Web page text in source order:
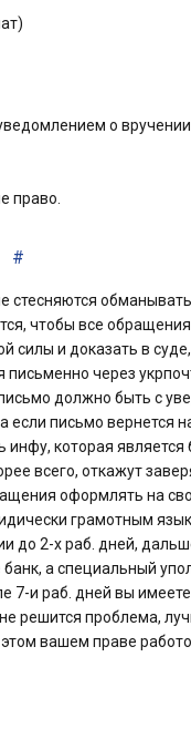
о
право.
#
стесняются
чтобы все
силы и доказать в
через
должно быть с
письмо вернется
которая является
всего, откажут
оформлять на
грамотным
до 2-х раб. дней,
а специальный
7-и раб. дней вы
решится проблема,
вашем праве